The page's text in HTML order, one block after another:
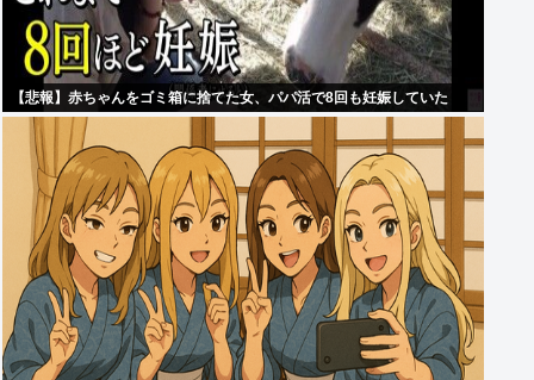
【悲報】赤ちゃんをゴミ箱に捨てた女、パパ活で8回も妊娠していた